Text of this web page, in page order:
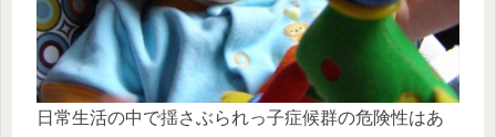
日常生活の中で揺さぶられっ子症候群の危険性はあ